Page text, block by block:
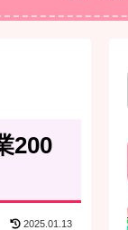
200
2025.01.13